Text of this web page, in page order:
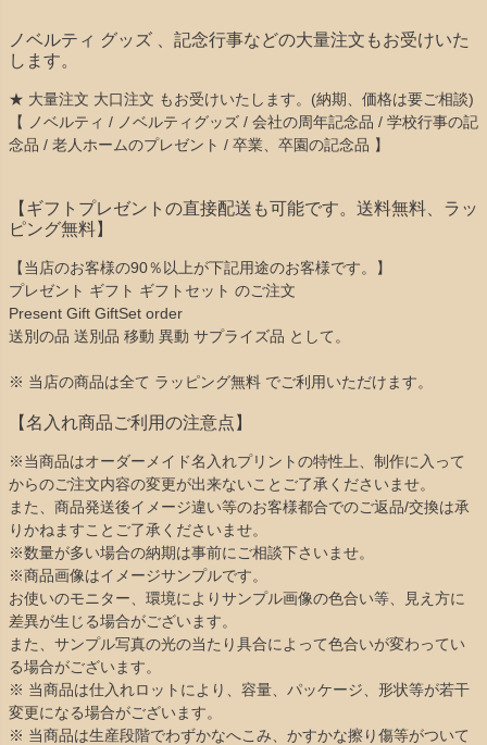
ノベルティ グッズ 、記念行事などの大量注文もお受けいた
します。
★ 大量注文 大口注文 もお受けいたします。(納期、価格は要ご相談)
【 ノベルティ / ノベルティグッズ / 会社の周年記念品 / 学校行事の記
念品 / 老人ホームのプレゼント / 卒業、卒園の記念品 】
【ギフトプレゼントの直接配送も可能です。送料無料、ラッ
ピング無料】
【当店のお客様の90％以上が下記用途のお客様です。】
プレゼント ギフト ギフトセット のご注文
Present Gift GiftSet order
送別の品 送別品 移動 異動 サプライズ品 として。
※ 当店の商品は全て ラッピング無料 でご利用いただけます。
【名入れ商品ご利用の注意点】
※当商品はオーダーメイド名入れプリントの特性上、制作に入って
からのご注文内容の変更が出来ないことご了承くださいませ。
また、商品発送後イメージ違い等のお客様都合でのご返品/交換は承
りかねますことご了承くださいませ。
※数量が多い場合の納期は事前にご相談下さいませ。
※商品画像はイメージサンプルです。
お使いのモニター、環境によりサンプル画像の色合い等、見え方に
差異が生じる場合がございます。
また、サンプル写真の光の当たり具合によって色合いが変わってい
る場合がございます。
※ 当商品は仕入れロットにより、容量、パッケージ、形状等が若干
変更になる場合がございます。
※ 当商品は生産段階でわずかなへこみ、かすかな擦り傷等がついて